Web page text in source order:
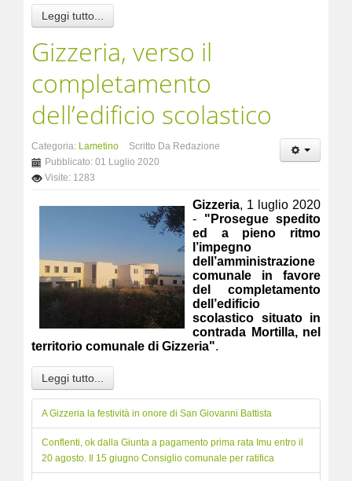
Leggi tutto...
Gizzeria, verso il
completamento
dell’edificio scolastico
Categoria: Lametino
Scritto Da Redazione
Pubblicato: 01 Luglio 2020
Visite: 1283
Gizzeria, 1 luglio 2020
- "Prosegue spedito
ed a pieno ritmo
l’impegno
dell’amministrazione
comunale in favore
del completamento
dell’edificio
scolastico situato in
contrada Mortilla, nel
territorio comunale di Gizzeria".
Leggi tutto...
A Gizzeria la festività in onore di San Giovanni Battista
Conflenti, ok dalla Giunta a pagamento prima rata Imu entro il
20 agosto. Il 15 giugno Consiglio comunale per ratifica